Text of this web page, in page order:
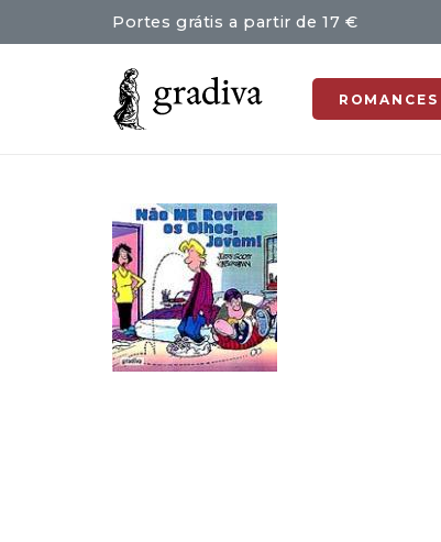
Portes grátis a partir de 17 €